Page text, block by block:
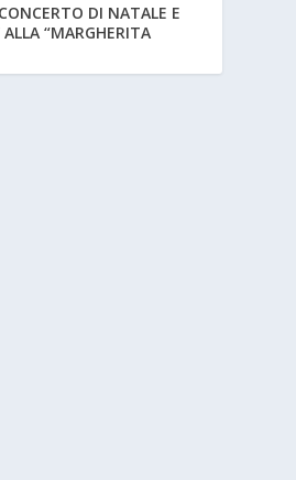
DI NATALE E
“MARGHERITA